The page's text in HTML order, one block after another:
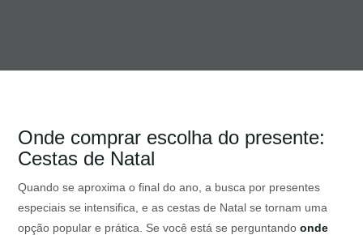
Onde comprar escolha do presente:
Cestas de Natal
Quando se aproxima o final do ano, a busca por presentes
especiais se intensifica, e as cestas de Natal se tornam uma
opção popular e prática. Se você está se perguntandoonde